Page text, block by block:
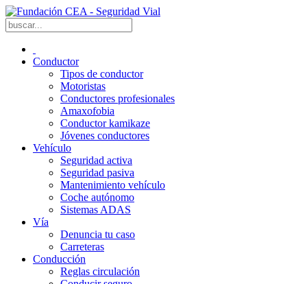
Conductor
Tipos de conductor
Motoristas
Conductores profesionales
Amaxofobia
Conductor kamikaze
Jóvenes conductores
Vehículo
Seguridad activa
Seguridad pasiva
Mantenimiento vehículo
Coche autónomo
Sistemas ADAS
Vía
Denuncia tu caso
Carreteras
Conducción
Reglas circulación